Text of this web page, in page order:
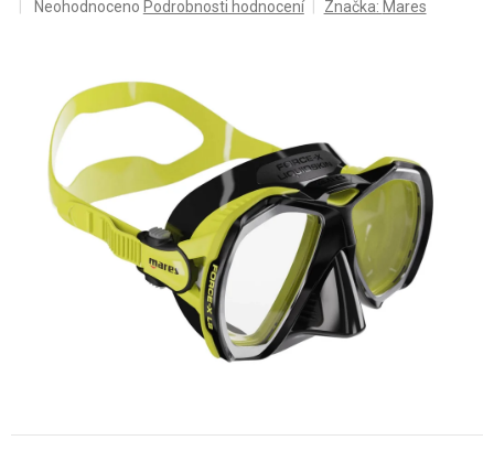
Průměrné
hvězdiček.
Neohodnoceno Podrobnosti hodnocení Značka: Mares